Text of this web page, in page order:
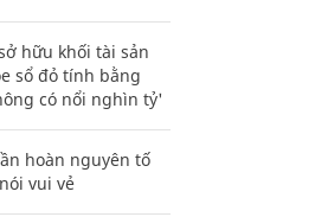
hữu khối tài sản
sổ đỏ tính bằng
có nổi nghìn tỷ'
hoàn nguyên tố
vui vẻ